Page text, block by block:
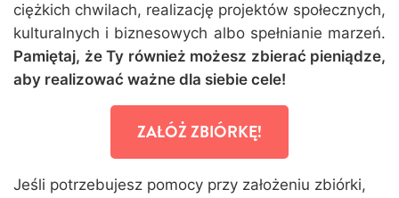
ciężkich chwilach, realizację projektów społecznych,
kulturalnych i biznesowych albo spełnianie marzeń.
Pamiętaj, że Ty również możesz zbierać pieniądze,
aby realizować ważne dla siebie cele!
ZAŁÓŻ ZBIÓRKĘ!
Jeśli potrzebujesz pomocy przy założeniu zbiórki,